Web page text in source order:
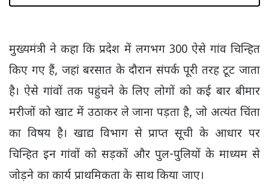
मुख्यमंत्री ने कहा कि प्रदेश में लगभग 300 ऐसे गांव चिन्हित
किए गए हैं, जहां बरसात के दौरान संपर्क पूरी तरह टूट जाता
है। ऐसे गांवों तक पहुंचने के लिए लोगों को कई बार बीमार
मरीजों को खाट में उठाकर ले जाना पड़ता है, जो अत्यंत चिंता
का विषय है। खाद्य विभाग से प्राप्त सूची के आधार पर
चिन्हित इन गांवों को सड़कों और पुल-पुलियों के माध्यम से
जोड़ने का कार्य प्राथमिकता के साथ किया जाए।